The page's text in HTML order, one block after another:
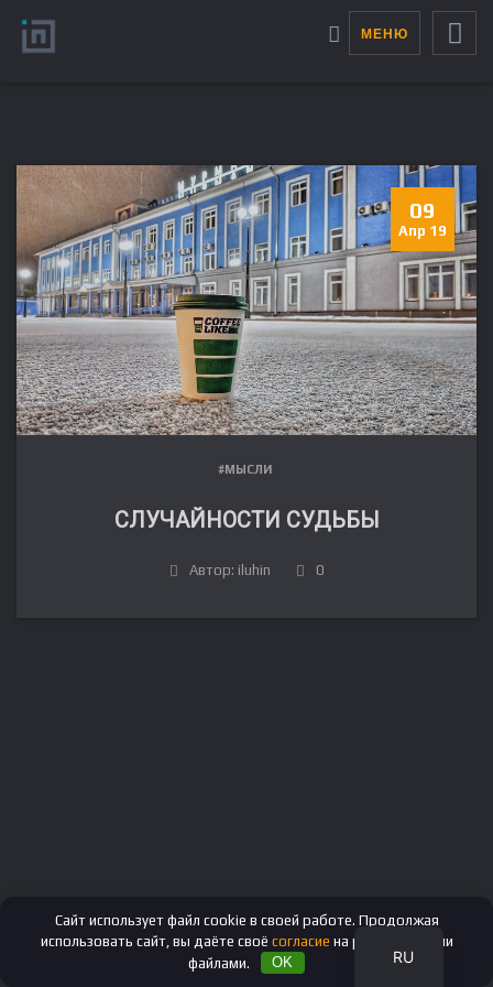
МЕНЮ
09
Апр 19
#МЫСЛИ
СЛУЧАЙНОСТИ СУДЬБЫ
Автор: iluhin 0
RU
EN
Сайт использует файл cookie в своей работе. Продолжая
использовать сайт, вы даёте своё согласие на работу с этими
файлами.
OK